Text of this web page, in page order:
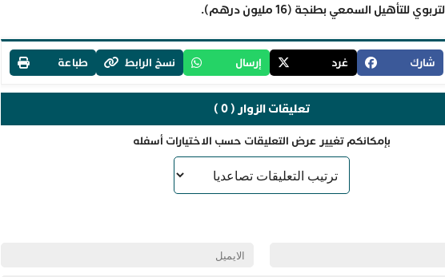
للتأهيل السمعي بطنجة (16 مليون درهم).
شارك غرد إرسال نسخ الرابط طباعة
تعليقات الزوار ( 0 )
بإمكانكم تغيير عرض التعليقات حسب الاختيارات أسفله